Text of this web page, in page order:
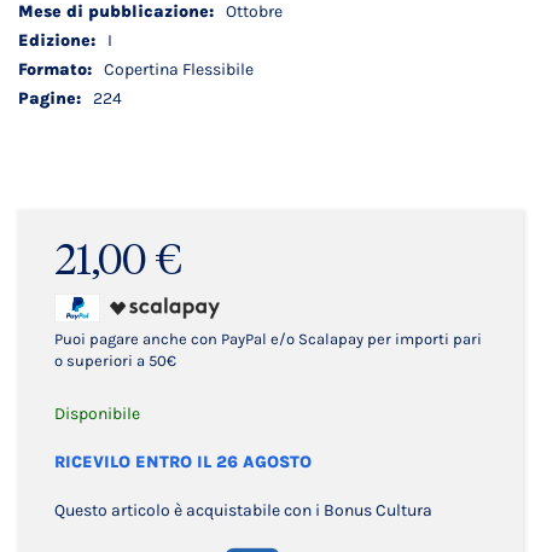
21,00 €
Puoi pagare anche con PayPal e/o Scalapay per importi pari
o superiori a 50€
Disponibile
RICEVILO ENTRO IL 26 AGOSTO
Questo articolo è acquistabile con i Bonus Cultura
Ottobre
I
Copertina Flessibile
224